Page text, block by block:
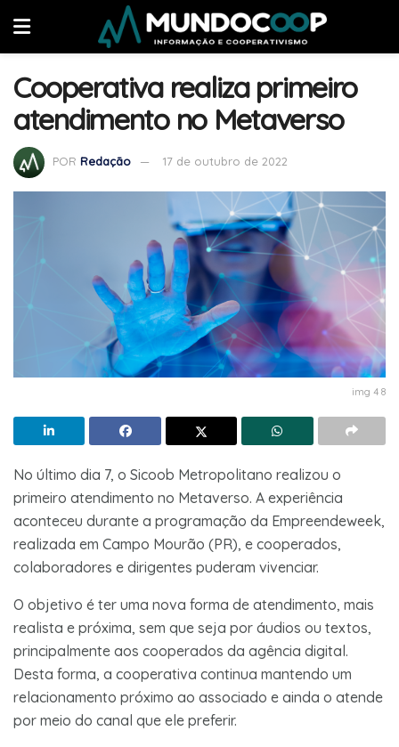
Cooperativa realiza primeiro
atendimento no Metaverso
POR Redação 17 de outubro de 2022
img 4 8
No último dia 7, o Sicoob Metropolitano realizou o
primeiro atendimento no Metaverso. A experiência
aconteceu durante a programação da Empreendeweek,
realizada em Campo Mourão (PR), e cooperados,
colaboradores e dirigentes puderam vivenciar.
O objetivo é ter uma nova forma de atendimento, mais
realista e próxima, sem que seja por áudios ou textos,
principalmente aos cooperados da agência digital.
Desta forma, a cooperativa continua mantendo um
relacionamento próximo ao associado e ainda o atende
por meio do canal que ele preferir.